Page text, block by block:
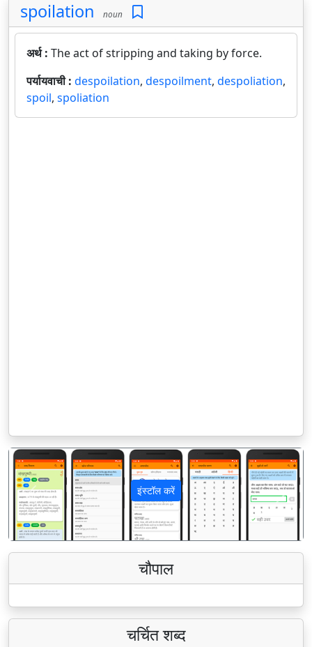
spoilation noun
अर्थ : The act of stripping and taking by force.
पर्यायवाची : despoilation, despoilment, despoliation,
spoil, spoliation
इंस्टॉल करें
पिछला अगला
चौपाल
चर्चित शब्द